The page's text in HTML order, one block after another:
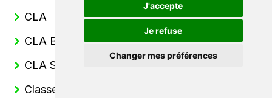
J'accepte
Je refuse
Changer mes préférences
CLA
CLA Berline
CLA Shooting Break
Classe A